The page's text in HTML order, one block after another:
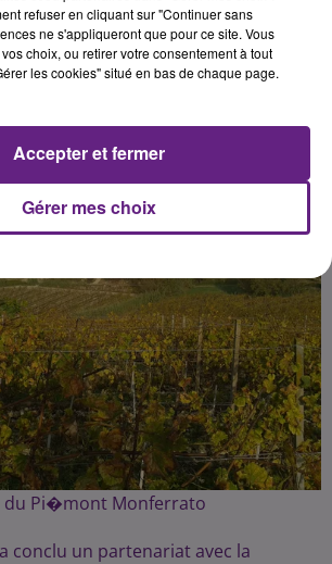
à 14h45 par Fabrice Aubry
du Pi�mont Monferrato
conclu un partenariat avec la
refuser en cliquant sur "Continuer sans
ne s'appliqueront que pour ce site. Vous
choix, ou retirer votre consentement à tout
les cookies" situé en bas de chaque page.
Gérer mes choix
Accepter et fermer